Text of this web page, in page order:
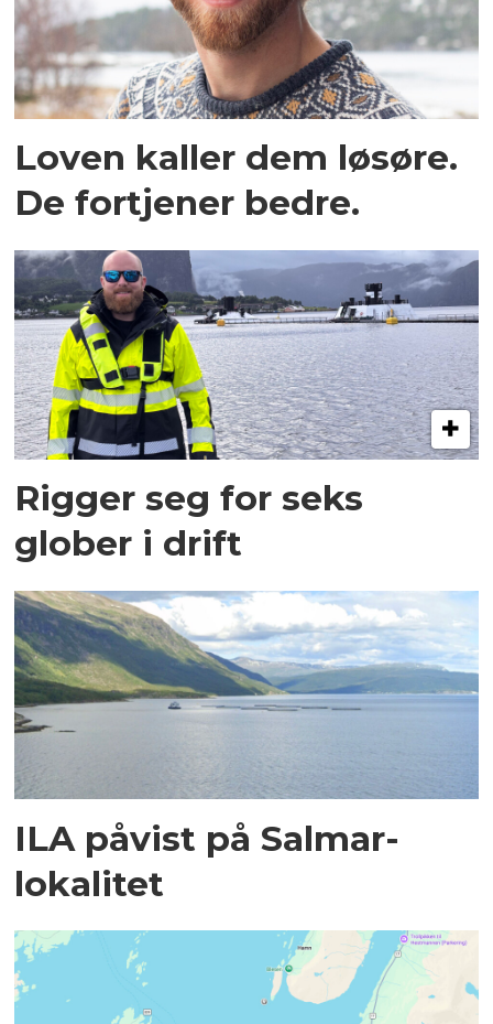
Loven kaller dem løsøre.
De fortjener bedre.
Rigger seg for seks
glober i drift
ILA påvist på Salmar-
lokalitet